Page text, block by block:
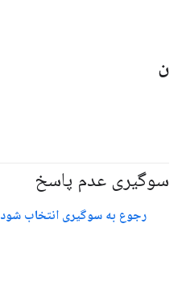
ن
سوگیری عدم پاسخ
رجوع به سوگیری انتخاب شود